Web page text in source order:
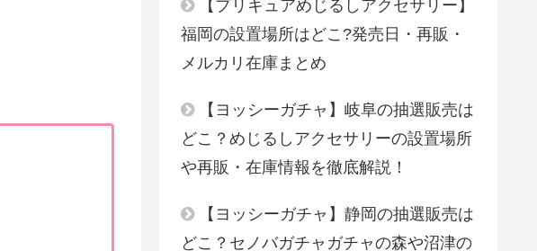
【プリキュアめじるしアクセサリー】
福岡の設置場所はどこ?発売日・再販・
メルカリ在庫まとめ
【ヨッシーガチャ】岐阜の抽選販売は
どこ？めじるしアクセサリーの設置場所
や再販・在庫情報を徹底解説！
【ヨッシーガチャ】静岡の抽選販売は
どこ？セノバガチャガチャの森や沼津の